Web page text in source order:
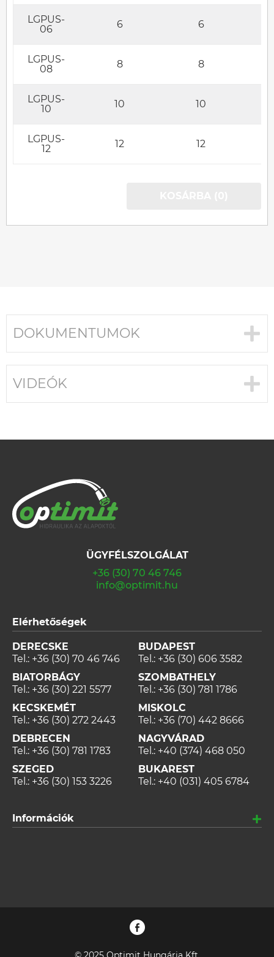
LGPUS-
06
6 6
LGPUS-
08
8 8
LGPUS-
10
10 10
LGPUS-
12
12 12
DOKUMENTUMOK
VIDEÓK
ÜGYFÉLSZOLGÁLAT
+36 (30) 70 46 746
info@optimit.hu
Elérhetőségek
DERECSKE
Tel.: +36 (30) 70 46 746
BIATORBÁGY
Tel.: +36 (30) 221 5577
KECSKEMÉT
Tel.: +36 (30) 272 2443
DEBRECEN
Tel.: +36 (30) 781 1783
SZEGED
Tel.: +36 (30) 153 3226
BUDAPEST
Tel.: +36 (30) 606 3582
SZOMBATHELY
Tel.: +36 (30) 781 1786
MISKOLC
Tel.: +36 (70) 442 8666
NAGYVÁRAD
Tel.: +40 (374) 468 050
BUKAREST
Tel.: +40 (031) 405 6784
Információk